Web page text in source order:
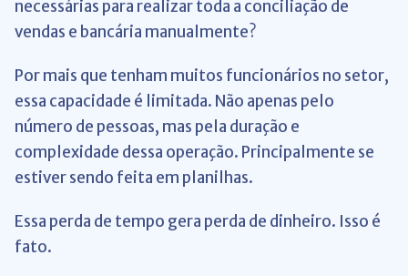
necessárias para realizar toda a conciliação de
vendas e bancária manualmente?
Por mais que tenham muitos funcionários no setor,
essa capacidade é limitada. Não apenas pelo
número de pessoas, mas pela duração e
complexidade dessa operação. Principalmente se
estiver sendo feita em planilhas.
Essa perda de tempo gera perda de dinheiro. Isso é
fato.